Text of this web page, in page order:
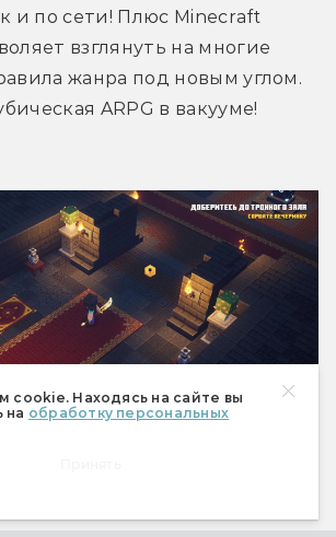
cookie. Находясь на сайте вы
на обработку персональных
и по сети! Плюс Minecraft
взглянуть на многие
жанра под новым углом.
ARPG в вакууме!